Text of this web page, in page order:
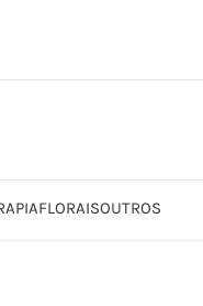
FLORAISOUTROS